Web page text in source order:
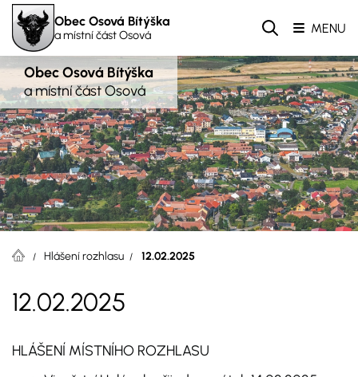
Obec Osová Bítýška
a místní část Osová MENU
Obec Osová Bítýška
a místní část Osová
Hlášení rozhlasu 12.02.2025
12.02.2025
HLÁŠENÍ MÍSTNÍHO ROZHLASU